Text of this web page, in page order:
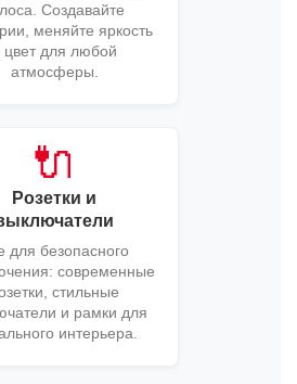
Создавайте
меняйте яркость
цвет для любой
атмосферы.
🔌
Розетки и
для безопасного
современные
стильные
и рамки для
интерьера.